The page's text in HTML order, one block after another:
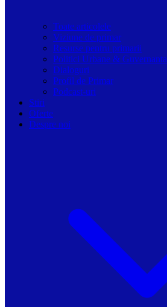
Toate articolele
Viziune de primar
Resurse pentru primarii
Politici Urbane & Guvernanta
Dialoguri
Profil de Primar
Podcast-uri
Stiri
Oferte
Despre noi